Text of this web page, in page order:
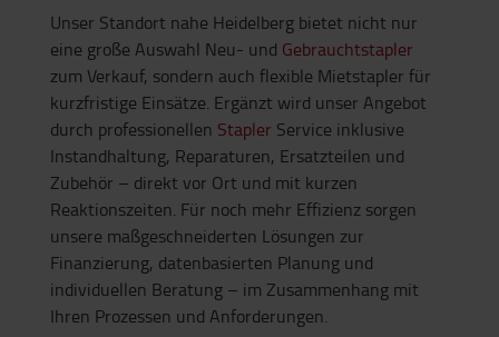
Unser Standort nahe Heidelberg bietet nicht nur
eine große Auswahl Neu- und Gebrauchtstapler
zum Verkauf, sondern auch flexible Mietstapler für
kurzfristige Einsätze. Ergänzt wird unser Angebot
durch professionellen Stapler Service inklusive
Instandhaltung, Reparaturen, Ersatzteilen und
Zubehör – direkt vor Ort und mit kurzen
Reaktionszeiten. Für noch mehr Effizienz sorgen
unsere maßgeschneiderten Lösungen zur
Finanzierung, datenbasierten Planung und
individuellen Beratung – im Zusammenhang mit
Ihren Prozessen und Anforderungen.